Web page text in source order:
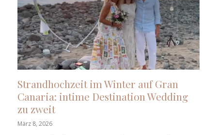
Strandhochzeit im Winter auf Gran
Canaria: intime Destination Wedding
zu zweit
März 8, 2026